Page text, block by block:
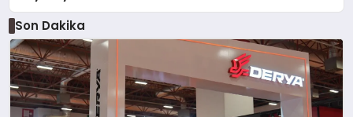
Son Dakika